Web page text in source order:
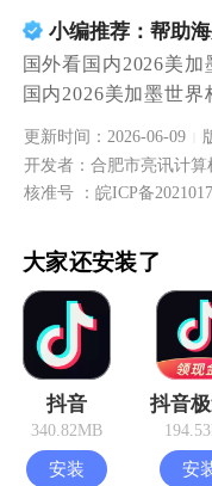
小编推荐：帮助
国外看国内2026美
更新时间：2026-06-09
开发者：合肥市亮讯计算
核准号 ：皖ICP备
大家还安装了
抖音
340.82MB
安装
抖音
安